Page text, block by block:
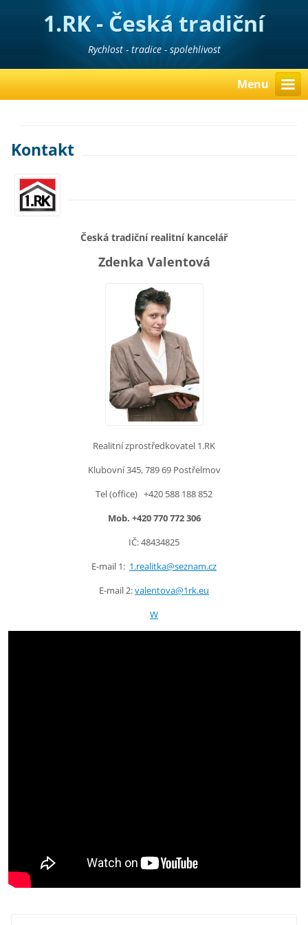
1.RK - Česká tradiční
realitní kancelář
Rychlost - tradice - spolehlivost
Menu
Kontakt
Česká tradiční realitní kancelář
Zdenka Valentová
Realitní zprostředkovatel 1.RK
Klubovní 345, 789 69 Postřelmov
Tel (office) +420 588 188 852
Mob. +420 770 772 306
IČ: 48434825
E-mail 1: 1.realitka@seznam.cz
E-mail 2:valentova@1rk.eu
W